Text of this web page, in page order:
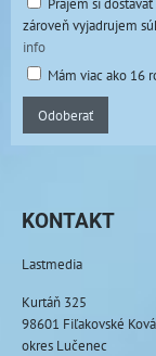
zároveň vyjadrujem
info
Mám viac ako 16
Odoberať
KONTAKT
Lastmedia
Kurtáň 325
98601 Fiľakovské
okres Lučenec